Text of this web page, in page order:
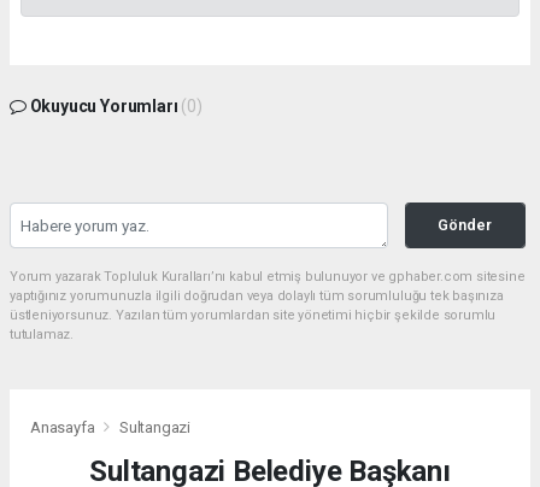
Okuyucu Yorumları (0)
Gönder
Yorum yazarak Topluluk Kuralları’nı kabul etmiş bulunuyor ve gphaber.com sitesine
yaptığınız yorumunuzla ilgili doğrudan veya dolaylı tüm sorumluluğu tek başınıza
üstleniyorsunuz. Yazılan tüm yorumlardan site yönetimi hiçbir şekilde sorumlu
tutulamaz.
Anasayfa Sultangazi
Sultangazi Belediye Başkanı